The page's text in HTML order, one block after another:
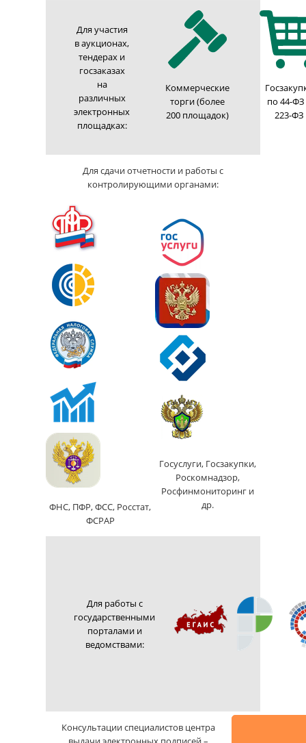
Для участия
в аукционах,
тендерах и
госзаказах
на
различных
электронных
площадках:
Коммерческие
торги (более
200 площадок)
по 44-
223-ФЗ
Для сдачи отчетности и работы с
контролирующими органами:
ФНС, ПФР, ФСС, Росстат,
ФСРАР
Госуслуги, Госзакупки,
Роскомнадзор,
Росфинмониторинг и
др.
Для работы с
государственными
порталами и
ведомствами:
Консультации специалистов центра